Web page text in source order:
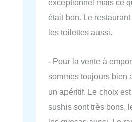
exceptionnel mais ce
était bon. Le
les toilettes aussi.
- Pour la vente à
sommes toujours bien
un apéritif. Le choix
sushis sont très bons,